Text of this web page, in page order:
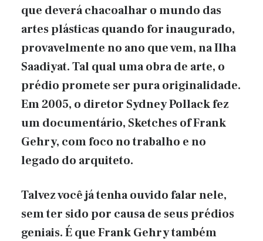
que deverá chacoalhar o mundo das
artes plásticas quando for inaugurado,
provavelmente no ano que vem, na Ilha
Saadiyat. Tal qual uma obra de arte, o
prédio promete ser pura originalidade.
Em 2005, o diretor Sydney Pollack fez
um documentário, Sketches of Frank
Gehry, com foco no trabalho e no
legado do arquiteto.
Talvez você já tenha ouvido falar nele,
sem ter sido por causa de seus prédios
geniais. É que Frank Gehry também